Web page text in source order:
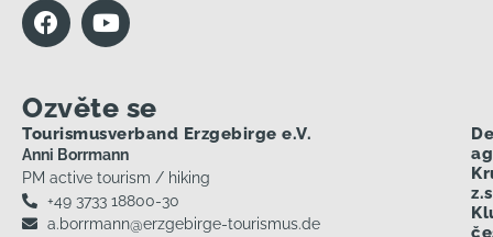
Ozvěte se
Tourismusverband Erzgebirge e.V.
Anni Borrmann
PM active tourism / hiking
+49 3733 18800-30
a.borrmann@erzgebirge-tourismus.de